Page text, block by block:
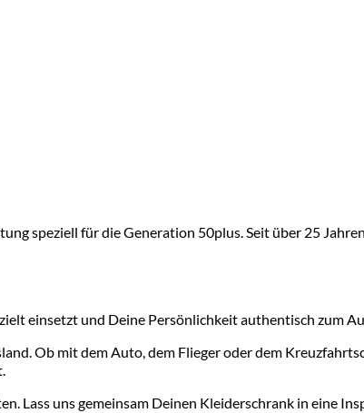
speziell für die Generation 50plus. Seit über 25
einsetzt und Deine Persönlichkeit authentisch zum
Ob mit dem Auto, dem Flieger oder dem
Lass uns gemeinsam Deinen Kleiderschrank in eine